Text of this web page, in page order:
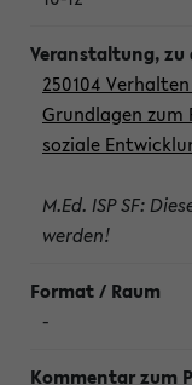
250104
Grundlagen zum
soziale
M.Ed. ISP SF:
werden!
-